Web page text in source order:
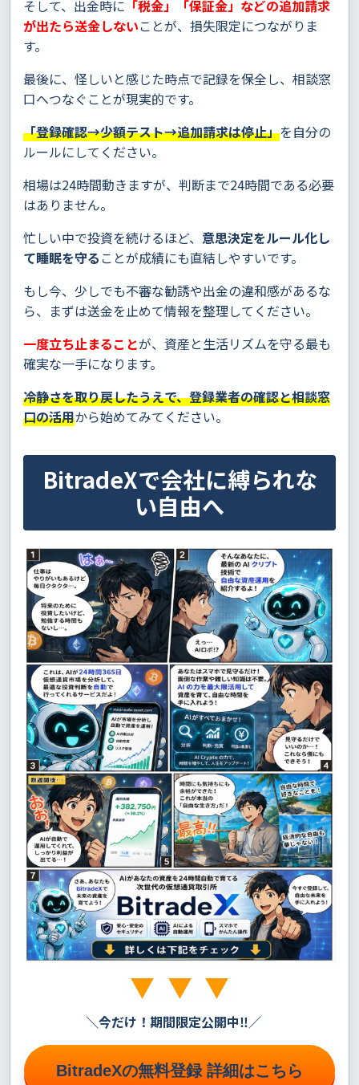
そして、出金時に 「税金」「保証金」などの追加請求
が出たら送金しないことが、損失限定につながりま
す。
最後に、怪しいと感じた時点で記録を保全し、相談窓
口へつなぐことが現実的です。
「登録確認→少額テスト→追加請求は停止」を自分の
ルールにしてください。
相場は24時間動きますが、判断まで24時間である必要
はありません。
忙しい中で投資を続けるほど、 意思決定をルール化し
て睡眠を守る ことが成績にも直結しやすいです。
もし今、少しでも不審な勧誘や出金の違和感があるな
ら、まずは送金を止めて情報を整理してください。
一度立ち止まることが、資産と生活リズムを守る最も
確実な一手になります。
冷静さを取り戻したうえで、登録業者の確認と相談窓
口の活用から始めてみてください。
BitradeXで会社に縛られな
い自由へ
＼今だけ！期間限定公開中‼／
BitradeXの無料登録 詳細はこちら